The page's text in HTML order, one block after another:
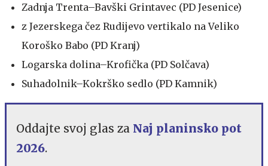
Zadnja Trenta–Bavški Grintavec (PD Jesenice)
z Jezerskega čez Rudijevo vertikalo na Veliko
Koroško Babo (PD Kranj)
Logarska dolina–Krofička (PD Solčava)
Suhadolnik–Kokrško sedlo (PD Kamnik)
Oddajte svoj glas za Naj planinsko pot
2026.